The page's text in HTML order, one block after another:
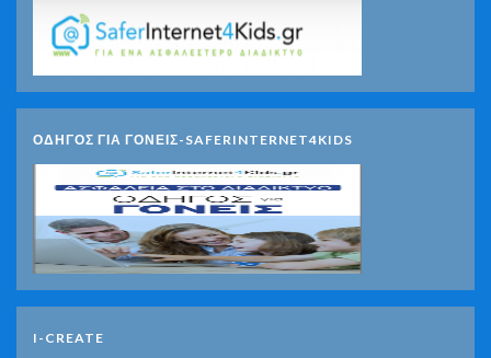
ΟΔΗΓΟΣ ΓΙΑ ΓΟΝΕΙΣ-SAFERINTERNET4KIDS
I-CREATE